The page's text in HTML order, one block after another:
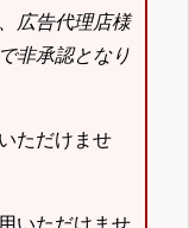
広告代理店様
非承認となり
ただけませ